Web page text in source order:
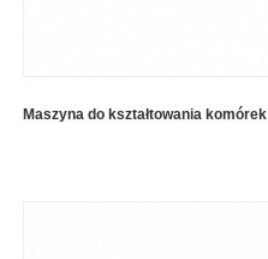
Maszyna do kształtowania komórek